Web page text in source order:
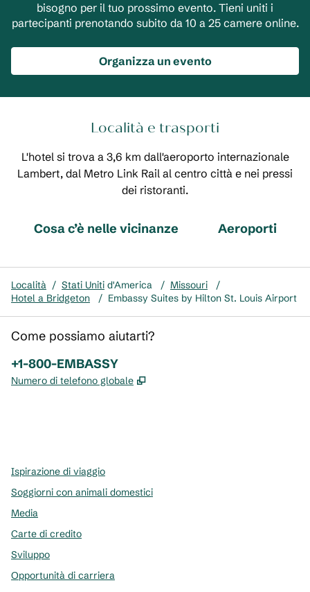
bisogno per il tuo prossimo evento. Tieni uniti i
partecipanti prenotando subito da 10 a 25 camere online.
Organizza un evento
Località e trasporti
L'hotel si trova a 3,6 km dall'aeroporto internazionale
Lambert, dal Metro Link Rail al centro città e nei pressi
dei ristoranti.
Cosa c’è nelle vicinanze Aeroporti
Località / Stati Uniti d'America / Missouri
/
Hotel a Bridgeton
/ Embassy Suites by Hilton St. Louis Airport
Come possiamo aiutarti?
Telefono:
+1-800-EMBASSY
Numero di telefono globale ,
Ispirazione di viaggio
Soggiorni con animali domestici
Media
Carte di credito
Sviluppo
Opportunità di carriera